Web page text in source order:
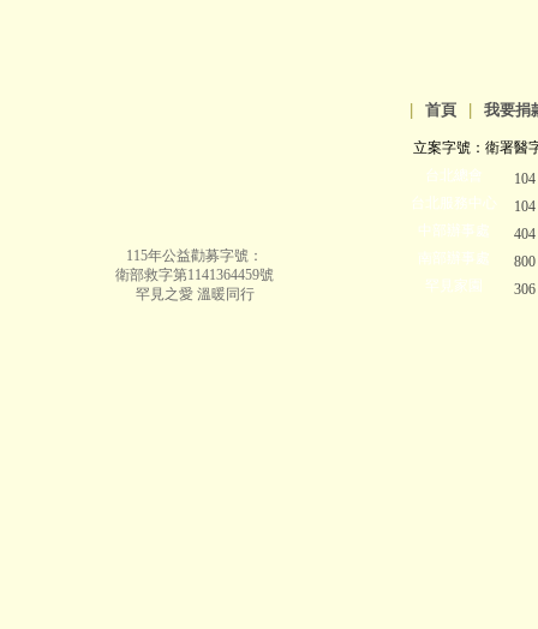
115年公益勸募字號：
衛部救字第1141364459號
罕見之愛 溫暖同行
首頁 我要捐
立案字號：衛署醫
台北總會
台北服務中心
中部辦事處
南部辦事處
罕見家園